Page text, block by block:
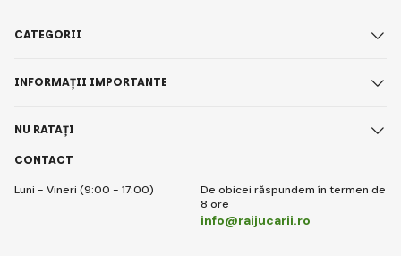
CONTACT
Luni - Vineri (9:00 - 17:00)
De obicei răspundem în termen de
8 ore
info@raijucarii.ro
CATEGORII
INFORMAȚII IMPORTANTE
NU RATAȚI